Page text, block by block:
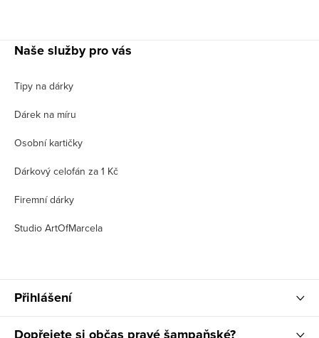
Naše služby pro vás
Tipy na dárky
Dárek na míru
Osobní kartičky
Dárkový celofán za 1 Kč
Firemní dárky
Studio ArtOfMarcela
Přihlášení